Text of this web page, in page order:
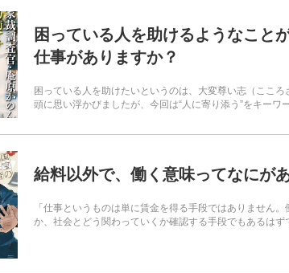
困っている人を助けるようなこと
仕事がありますか？
困っている人を助けたいというのは、大変尊い志（ここ
頭に思い浮かびましたが、今回は“人に寄り添う”をキーワー
給料以外で、働く意味ってなにが
「仕事というものは単に賃金を得る手段ではありません
か、社会とどう関わっていくか確認する手段でもあるはず